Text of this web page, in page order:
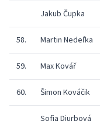
Jakub Čupka
58. Martin Nedeľka
59. Max Kovář
60. Šimon Kováčik
Sofia Djurbová